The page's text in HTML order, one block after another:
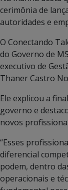
cerimônia de
autoridades e
O Conectando
do Governo de
executivo de
Thaner Castro
Ele explicou a
governo e
novos
“Esses
diferencial
podem, dentro
operacionais e